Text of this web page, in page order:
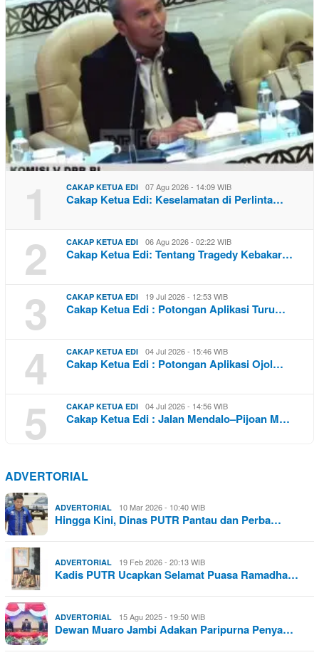
1 CAKAP KETUA EDI 07 Agu 2026 - 14:09 WIB
Cakap Ketua Edi: Keselamatan di Perlinta…
2 CAKAP KETUA EDI 06 Agu 2026 - 02:22 WIB
Cakap Ketua Edi: Tentang Tragedy Kebakar…
3 CAKAP KETUA EDI 19 Jul 2026 - 12:53 WIB
Cakap Ketua Edi : Potongan Aplikasi Turu…
4 CAKAP KETUA EDI 04 Jul 2026 - 15:46 WIB
Cakap Ketua Edi : Potongan Aplikasi Ojol…
5 CAKAP KETUA EDI 04 Jul 2026 - 14:56 WIB
Cakap Ketua Edi : Jalan Mendalo–Pijoan M…
ADVERTORIAL
ADVERTORIAL 10 Mar 2026 - 10:40 WIB
Hingga Kini, Dinas PUTR Pantau dan Perba…
ADVERTORIAL 19 Feb 2026 - 20:13 WIB
Kadis PUTR Ucapkan Selamat Puasa Ramadha…
ADVERTORIAL 15 Agu 2025 - 19:50 WIB
Dewan Muaro Jambi Adakan Paripurna Penya…